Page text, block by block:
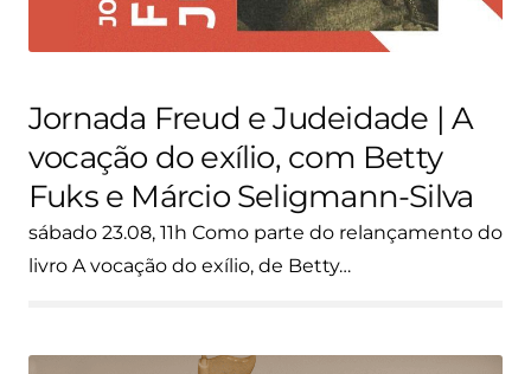
Jornada Freud e Judeidade | A
vocação do exílio, com Betty
Fuks e Márcio Seligmann-Silva
sábado 23.08, 11h Como parte do relançamento do
livro A vocação do exílio, de Betty…